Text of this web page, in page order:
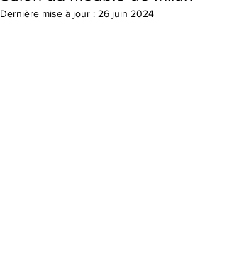
Dernière mise à jour : 26 juin 2024